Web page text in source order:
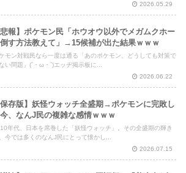
2026.05.29
悲報】ポケモン民「ホウオウ以外でメガムクホー
す方法教えて」→15候補が出た結果ｗｗｗ
モン対戦民なら一度は通る「あのポケモン、どうしても対策で
い問題」(´・ω・`)エッヂ掲示板に...
2026.06.22
保存版】妖怪ウォッチ全盛期→ポケモンに完敗し
、なんJ民の複雑な感情ｗｗｗ
年代、日本を席巻した「妖怪ウォッチ」。その全盛期の輝き
今では多くのなんJ民にとって懐かし...
2026.07.15